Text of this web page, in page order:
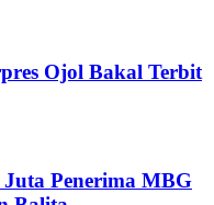
Ojol Bakal Terbit
Penerima MBG